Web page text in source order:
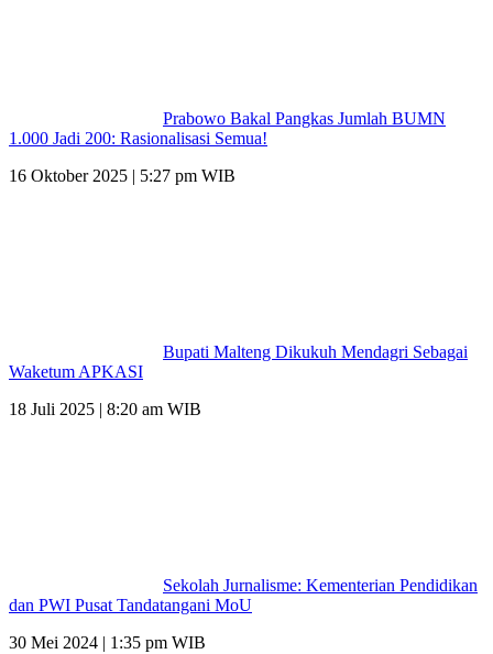
Prabowo Bakal Pangkas Jumlah BUMN
1.000 Jadi 200: Rasionalisasi Semua!
16 Oktober 2025 | 5:27 pm WIB
Bupati Malteng Dikukuh Mendagri Sebagai
Waketum APKASI
18 Juli 2025 | 8:20 am WIB
Sekolah Jurnalisme: Kementerian Pendidikan
dan PWI Pusat Tandatangani MoU
30 Mei 2024 | 1:35 pm WIB